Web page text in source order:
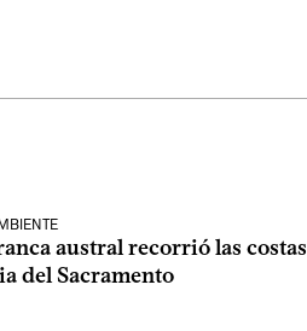
austral recorrió las costas
del Sacramento